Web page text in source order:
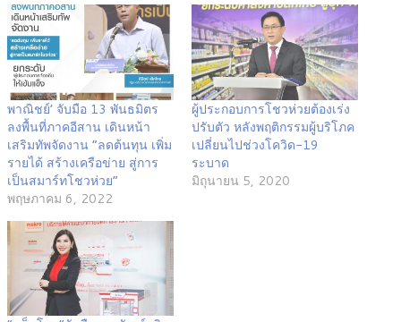
พาณิชย์’ จับมือ 13 พันธมิตร
ลงพื้นที่ภาคอีสาน เดินหน้า
เสริมทัพจัดงาน “ลดต้นทุน เพิ่ม
รายได้ สร้างเครือข่าย สู่การ
เป็นสมาร์ทโชวห่วย”
พฤษภาคม 6, 2022
ผู้ประกอบการโชวห่วยต้องเร่ง
ปรับตัว หลังพฤติกรรมผู้บริโภค
เปลี่ยนไปช่วงโควิด-19
ระบาด
มิถุนายน 5, 2020